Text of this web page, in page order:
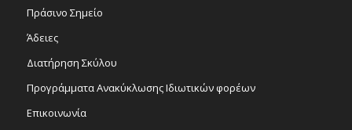
Πράσινο Σημείο
Άδειες
Διατήρηση Σκύλου
Προγράμματα Ανακύκλωσης Ιδιωτικών φορέων
Επικοινωνία